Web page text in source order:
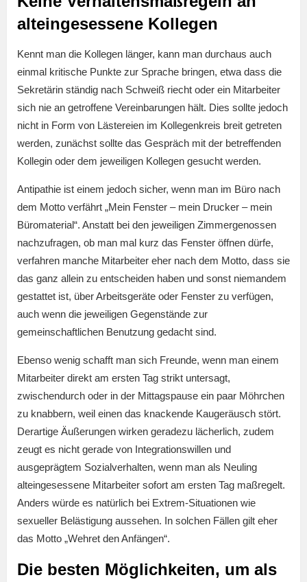
alteingesessene Kollegen
Kennt man die Kollegen länger, kann man durchaus auch
einmal kritische Punkte zur Sprache bringen, etwa dass die
Sekretärin ständig nach Schweiß riecht oder ein Mitarbeiter
sich nie an getroffene Vereinbarungen hält. Dies sollte jedoch
nicht in Form von Lästereien im Kollegenkreis breit getreten
werden, zunächst sollte das Gespräch mit der betreffenden
Kollegin oder dem jeweiligen Kollegen gesucht werden.
Antipathie ist einem jedoch sicher, wenn man im Büro nach
dem Motto verfährt „Mein Fenster – mein Drucker – mein
Büromaterial“. Anstatt bei den jeweiligen Zimmergenossen
nachzufragen, ob man mal kurz das Fenster öffnen dürfe,
verfahren manche Mitarbeiter eher nach dem Motto, dass sie
das ganz allein zu entscheiden haben und sonst niemandem
gestattet ist, über Arbeitsgeräte oder Fenster zu verfügen,
auch wenn die jeweiligen Gegenstände zur
gemeinschaftlichen Benutzung gedacht sind.
Ebenso wenig schafft man sich Freunde, wenn man einem
Mitarbeiter direkt am ersten Tag strikt untersagt,
zwischendurch oder in der Mittagspause ein paar Möhrchen
zu knabbern, weil einen das knackende Kaugeräusch stört.
Derartige Äußerungen wirken geradezu lächerlich, zudem
zeugt es nicht gerade von Integrationswillen und
ausgeprägtem Sozialverhalten, wenn man als Neuling
alteingesessene Mitarbeiter sofort am ersten Tag maßregelt.
Anders würde es natürlich bei Extrem-Situationen wie
sexueller Belästigung aussehen. In solchen Fällen gilt eher
das Motto „Wehret den Anfängen“.
Die besten Möglichkeiten, um als